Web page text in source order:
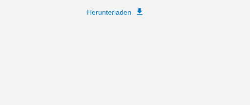
Herunterladen